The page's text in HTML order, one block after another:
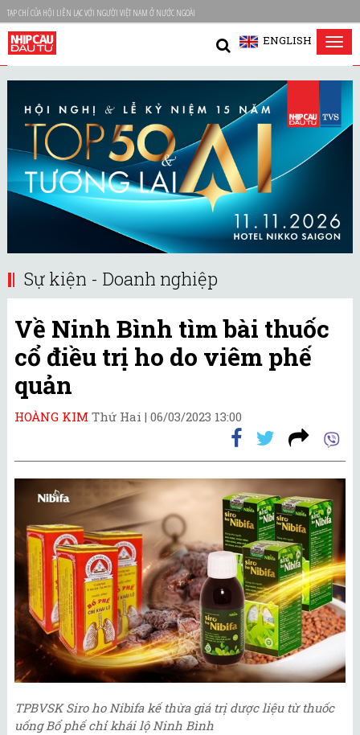
TẠP CHÍ CỦA HỘI LIÊN LẠC VỚI NGƯỜI VIỆT NAM Ở NƯỚC NGOÀI
ENGLISH
Sự kiện - Doanh nghiệp
Về Ninh Bình tìm bài thuốc
cổ điều trị ho do viêm phế
quản
HOÀNG KIM Thứ Hai | 06/03/2023 13:00
TPBVSK Siro ho Nibifa kế thừa giá trị dược liệu từ thuốc
uống Bổ phế chỉ khái lộ Ninh Bình